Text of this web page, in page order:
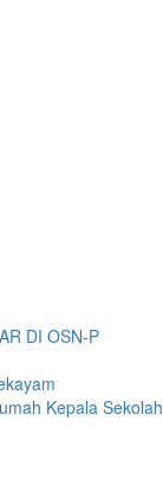
DI OSN-P
Kepala Sekolah